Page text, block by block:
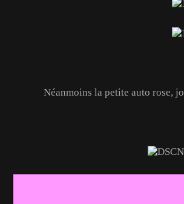
Néanmoins la petite auto rose,